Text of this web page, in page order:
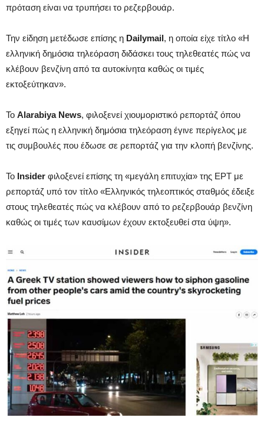
πρόταση είναι να τρυπήσει το ρεζερβουάρ.
Την είδηση μετέδωσε επίσης η Dailymail, η οποία είχε τίτλο «Η
ελληνική δημόσια τηλεόραση διδάσκει τους τηλεθεατές πώς να
κλέβουν βενζίνη από τα αυτοκίνητα καθώς οι τιμές
εκτοξεύτηκαν».
To Alarabiya News, φιλοξενεί χιουμοριστικό ρεπορτάζ όπου
εξηγεί πώς η ελληνική δημόσια τηλεόραση έγινε περίγελος με
τις συμβουλές που έδωσε σε ρεπορτάζ για την κλοπή βενζίνης.
Το Insider φιλοξενεί επίσης τη «μεγάλη επιτυχία» της ΕΡΤ με
ρεπορτάζ υπό τον τίτλο «Ελληνικός τηλεοπτικός σταθμός έδειξε
στους τηλεθεατές πώς να κλέβουν από το ρεζερβουάρ βενζίνη
καθώς οι τιμές των καυσίμων έχουν εκτοξευθεί στα ύψη».